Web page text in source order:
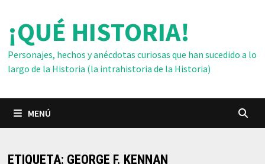
contenido
¡QUÉ HISTORIA!
Personajes, hechos y anécdotas curiosas que han sucedido a lo
largo de la Historia (la intrahistoria de la Historia)
MENÚ
ETIQUETA: GEORGE F. KENNAN